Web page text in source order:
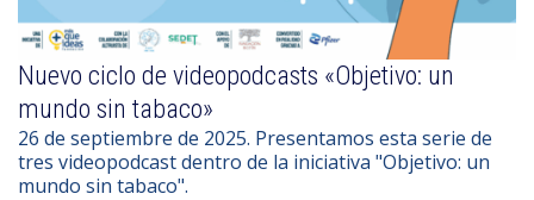
Nuevo ciclo de videopodcasts «Objetivo: un
mundo sin tabaco»
26 de septiembre de 2025. Presentamos esta serie de
tres videopodcast dentro de la iniciativa "Objetivo: un
mundo sin tabaco".